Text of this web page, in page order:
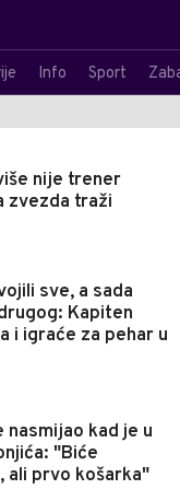
Info Sport
nije trener
zvezda traži
sve, a sada
Kapiten
i igraće za pehar u
nasmijao kad je u
"Biće
ali prvo košarka"